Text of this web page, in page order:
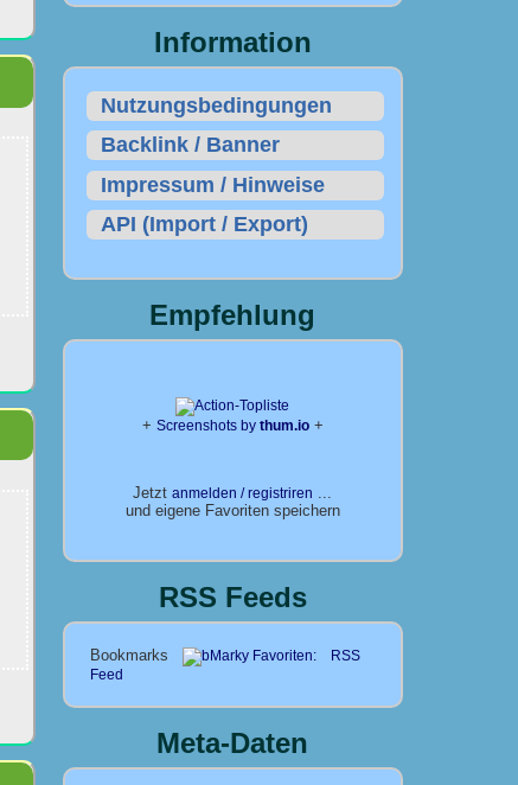
Information
Nutzungsbedingungen
Backlink / Banner
Impressum / Hinweise
API (Import / Export)
Empfehlung
+ Screenshots by thum.io+
Jetztanmelden / registriren
und eigene Favoriten speichern
RSS Feeds
Bookmarks
RSS
Feed
Meta-Daten